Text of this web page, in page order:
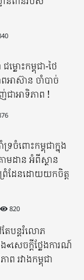
ម្លោះកម្ពុជា-ថៃ
អាស៊ាន ចាំបាច់
ាអាទិភាព !
រចំពោះកម្ពុជាក្នុង
មដាន អំពីស្ថាន
ព្រំដែនដោយយកចិត្ត
820
ែបន្តរំលោភ
េចក្តីថ្លែងការណ៍
ព រវាងកម្ពុជា